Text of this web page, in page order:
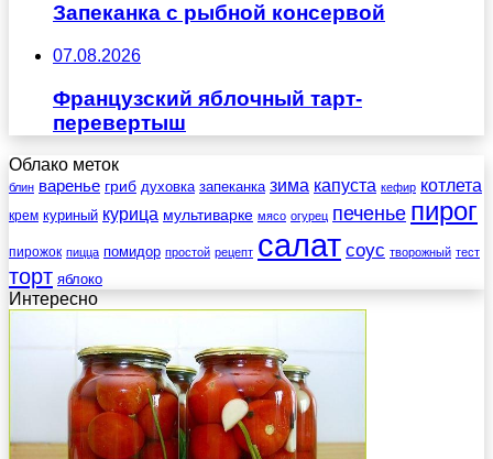
Запеканка с рыбной консервой
07.08.2026
Французский яблочный тарт-
перевертыш
Облако меток
блин варенье гриб духовка запеканка зима капуста кефир котлета
крем куриный курица мультиварке мясо огурец печенье пирог
пирожок пицца помидор простой рецепт салат соус творожный тест
торт яблоко
Интересно